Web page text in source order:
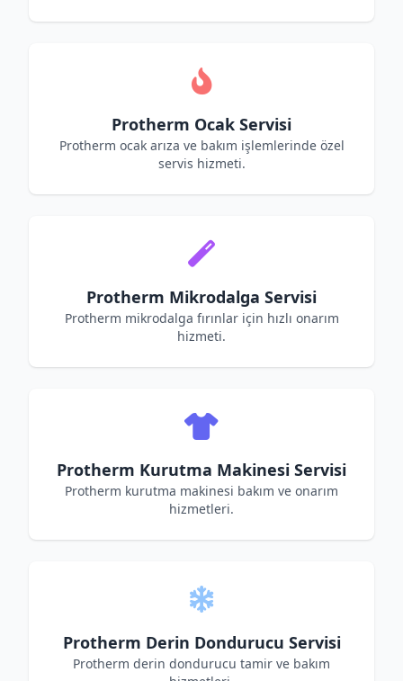
Protherm Ocak Servisi
Protherm ocak arıza ve bakım işlemlerinde özel
servis hizmeti.
Protherm Mikrodalga Servisi
Protherm mikrodalga fırınlar için hızlı onarım
hizmeti.
Protherm Kurutma Makinesi Servisi
Protherm kurutma makinesi bakım ve onarım
hizmetleri.
Protherm Derin Dondurucu Servisi
Protherm derin dondurucu tamir ve bakım